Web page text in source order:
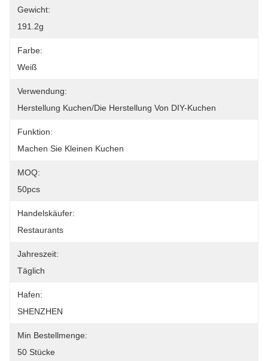
Gewicht:
191.2g
Farbe:
Weiß
Verwendung:
Herstellung Kuchen/die Herstellung Von DIY-Kuchen
Funktion:
Machen Sie Kleinen Kuchen
MOQ:
50pcs
Handelskäufer:
Restaurants
Jahreszeit:
Täglich
Hafen:
SHENZHEN
Min Bestellmenge:
50 Stücke